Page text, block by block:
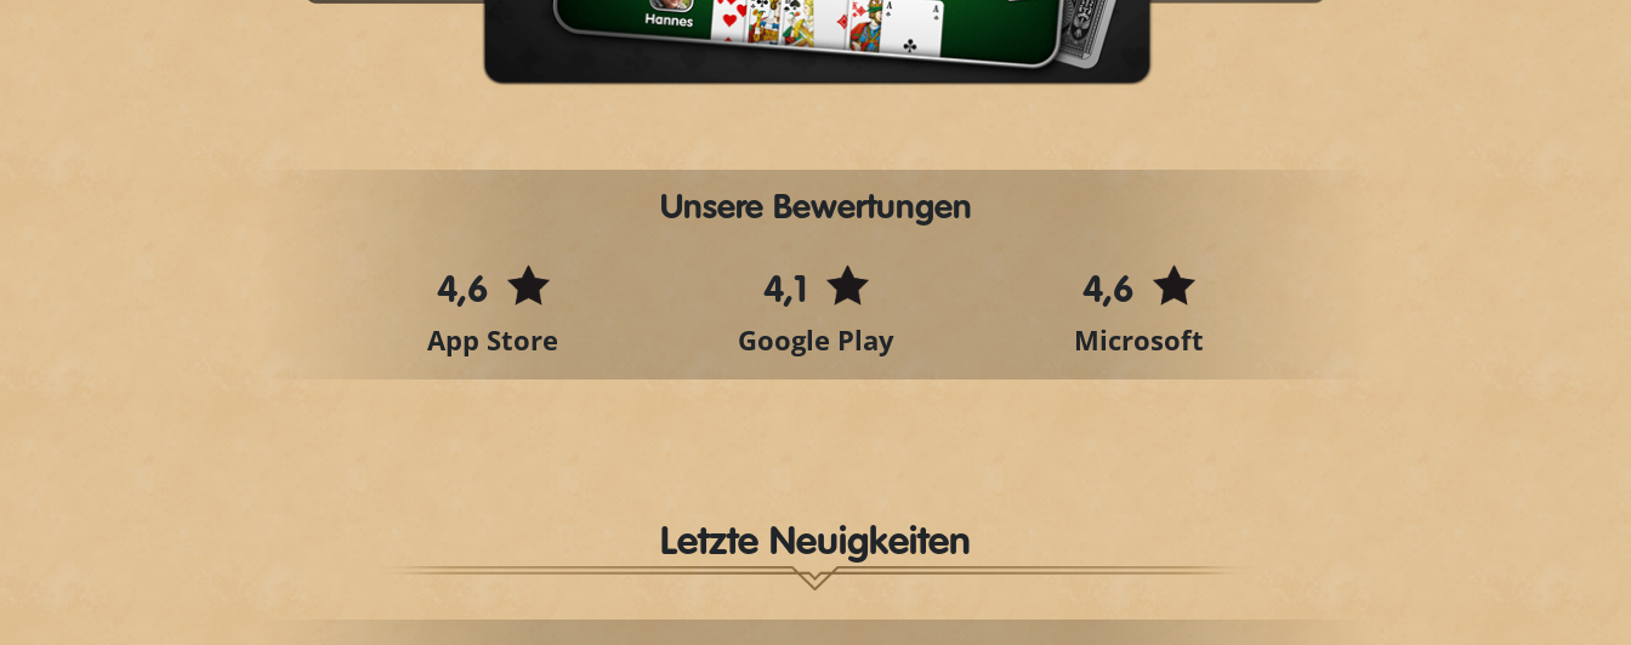
Video
Unsere Bewertungen
4,6
App Store
4,1
Google Play
4,6
Microsoft
Letzte Neuigkeiten